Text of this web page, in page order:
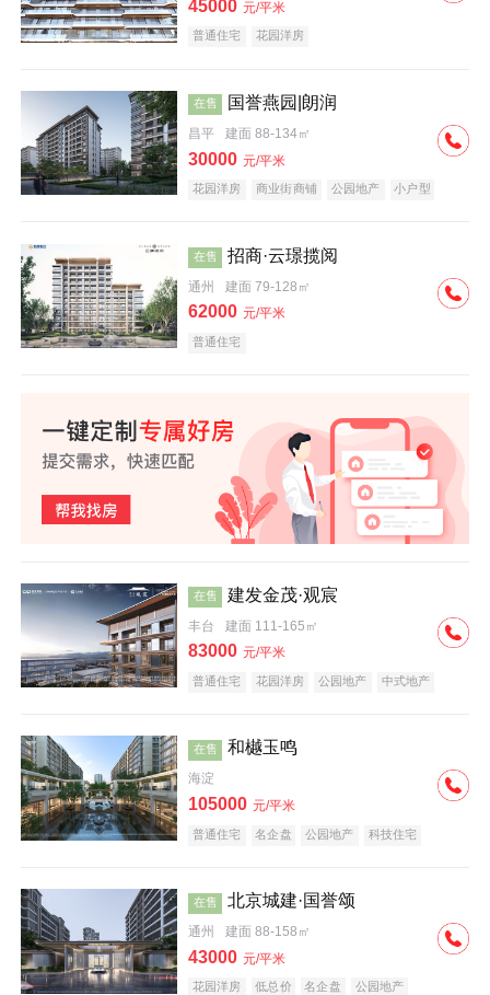
45000 元/平米
普通住宅 花园洋房
在售 国誉燕园|朗润
昌平 建面 88-134㎡
30000 元/平米
花园洋房 商业街商铺 公园地产
小户型
在售 招商·云璟揽阅
通州 建面 79-128㎡
62000 元/平米
普通住宅
在售 建发金茂·观宸
丰台 建面 111-165㎡
83000 元/平米
普通住宅 花园洋房 公园地产
中式地产
在售 和樾玉鸣
海淀
105000 元/平米
普通住宅 名企盘 公园地产 科技住宅
在售 北京城建·国誉颂
通州 建面 88-158㎡
43000 元/平米
花园洋房 低总价 名企盘 公园地产